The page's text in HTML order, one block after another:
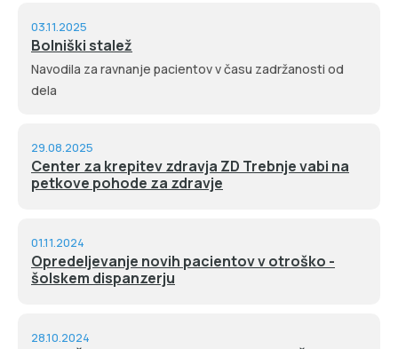
03.11.2025
Bolniški stalež
Navodila za ravnanje pacientov v času zadržanosti od
dela
29.08.2025
Center za krepitev zdravja ZD Trebnje vabi na
petkove pohode za zdravje
01.11.2024
Opredeljevanje novih pacientov v otroško -
šolskem dispanzerju
28.10.2024